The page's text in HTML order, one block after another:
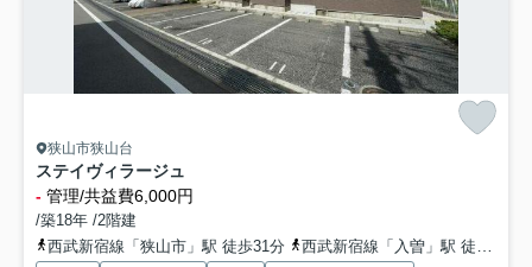
狭山市狭山台
ステイヴィラージュ
- 管理/共益費6,000円
/築18年 /2階建
西武新宿線「狭山市」駅 徒歩31分
西武新宿線「入曽」駅 徒歩34分